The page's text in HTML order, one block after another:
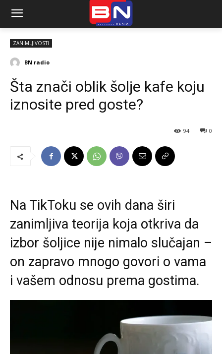
ZANIMLJIVOSTI
BN radio
Šta znači oblik šolje kafe koju
iznosite pred goste?
0
94
Na TikToku se ovih dana širi
zanimljiva teorija koja otkriva da
izbor šoljice nije nimalo slučajan –
on zapravo mnogo govori o vama
i vašem odnosu prema gostima.